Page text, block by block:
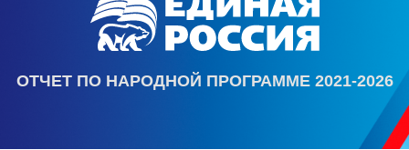
ОТЧЕТ ПО НАРОДНОЙ ПРОГРАММЕ 2021-2026